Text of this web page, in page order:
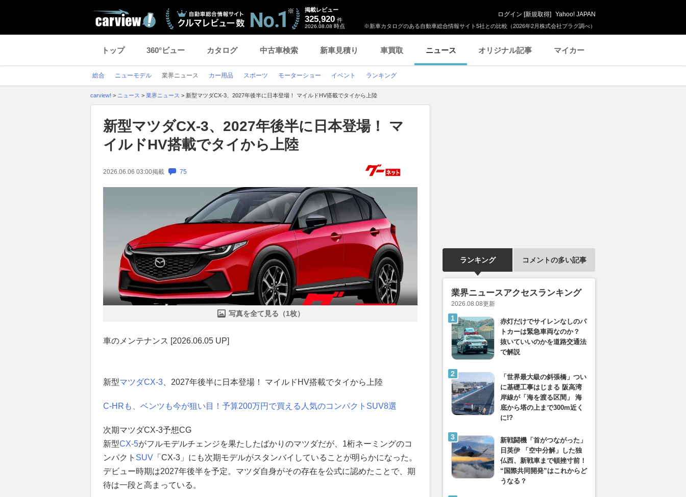
※新車カタログのある自動車総合情報サイト5社との比較（2026年2月株式会社プラグ調べ）
掲載レビュー
325,920 件
2026.08.08 時点
ログイン [新規取得] Yahoo! JAPAN
トップ 360°ビュー カタログ 中古車検索 新車見積り 車買取 ニュース オリジナル記事 マイカー
総合 ニューモデル 業界ニュース カー用品 スポーツ モーターショー イベント ランキング
carview! > ニュース > 業界ニュース > 新型マツダCX-3、2027年後半に日本登場！ マイルドHV搭載でタイから上陸
新型マツダCX-3、2027年後半に日本登場！ マ
イルドHV搭載でタイから上陸
2026.06.06 03:00掲載 75
写真を全て見る（1枚）
車のメンテナンス [2026.06.05 UP]
新型マツダCX-3 、2027年後半に日本登場！ マイルドHV搭載でタイから上陸
C-HRも、ベンツも今が狙い目！予算200万円で買える人気のコンパクトSUV8選
次期マツダCX-3予想CG
新型CX-5がフルモデルチェンジを果たしたばかりのマツダだが、1桁ネーミングのコ
ンパクト SUV 「CX-3」にも次期モデルがスタンバイしていることが明らかになった。
デビュー時期は2027年後半を予定。マツダ自身がその存在を公式に認めたことで、期
待は一段と高まっている。
ランキング コメントの多い記事
業界ニュースアクセスランキング
2026.08.08更新
赤灯だけでサイレンなしのパ
トカーは緊急車両なのか？
抜いていいのかを道路交通法
で解説
「世界最大級の斜張橋」つい
に基礎工事はじまる 阪高湾
岸線が「海を渡る区間」 海
底から塔の上まで300m近く
に!?
新戦闘機「首がつながった」
日英伊 「空中分解」した独
仏西、新戦車まで頓挫寸前！
“国際共同開発”はこれからど
うなる？